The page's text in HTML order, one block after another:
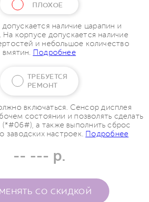
ПЛОХОЕ
наличие царапин и
На корпусе допускается наличие
и небольшое количество
вмятин. Подробнее
ТРЕБУЕТСЯ
РЕМОНТ
включаться. Сенсор дисплея
состоянии и позволять сделать
(*#06#), а также выполнить сброс
заводских настроек. Подробнее
-- --- р.
СО СКИДКОЙ